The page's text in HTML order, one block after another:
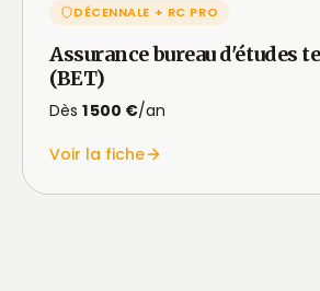
DÉCENNALE + RC PRO
Assurance bureau d'études
(BET)
Dès 1 500 €/an
Voir la fiche